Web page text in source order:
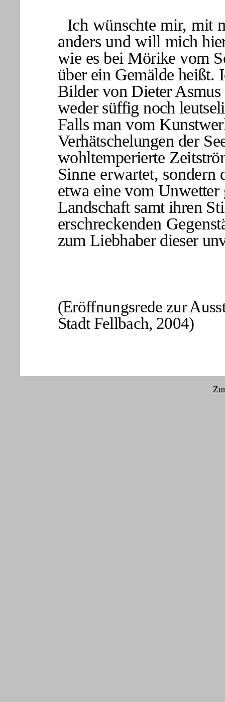
Ich wünschte mir, mit
anders und will mich
wie es bei Mörike vom
über ein Gemälde heißt.
Bilder von Dieter Asmus
weder süffig noch
Falls man vom
Verhätschelungen der
wohltemperierte
Sinne erwartet, sondern
etwa eine vom Unwetter
Landschaft samt ihren
erschreckenden
zum Liebhaber dieser
(Eröffnungsrede zur
Stadt Fellbach, 2004)